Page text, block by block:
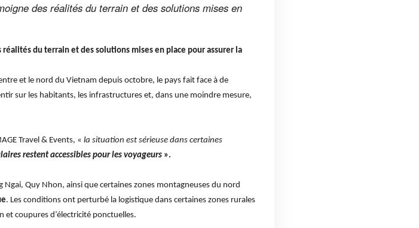
des réalités du terrain et des solutions mises en
réalités du terrain et des solutions mises en place pour assurer la
et le nord du Vietnam depuis octobre, le pays fait face à de
sur les habitants, les infrastructures et, dans une moindre mesure,
Travel & Events, « la situation est sérieuse dans certaines
restent accessibles pour les voyageurs ».
Quy Nhon, ainsi que certaines zones montagneuses du nord
. Les conditions ont perturbé la logistique dans certaines zones rurales
et coupures d’électricité ponctuelles.